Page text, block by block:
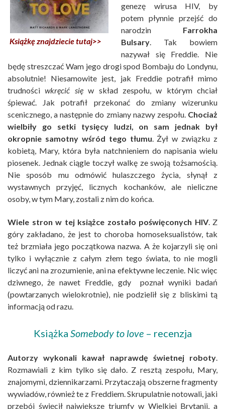
Książkę znajdziecie tutaj>>
genezę wirusa HIV, by
potem płynnie przejść do
narodzin Farrokha
Bulsary. Tak bowiem
nazywał się Freddie. Nie
będę streszczać Wam jego drogi spod Bombaju do Londynu,
absolutnie! Niesamowite jest, jak Freddie potrafił mimo
trudnościwkręcić sięw skład zespołu, w którym chciał
śpiewać. Jak potrafił przekonać do zmiany wizerunku
scenicznego, a następnie do zmiany nazwy zespołu. Chociaż
wielbiły go setki tysięcy ludzi, on sam jednak był
okropnie samotny wśród tego tłumu. Żył w związku z
kobietą, Mary, która była natchnieniem do napisania wielu
piosenek. Jednak ciągle toczył walkę ze swoją tożsamością.
Nie sposób mu odmówić hulaszczego życia, słynął z
wystawnych przyjęć, licznych kochanków, ale nieliczne
osoby, w tym Mary, zostali z nim do końca.
Wiele stron w tej książce zostało poświęconych HIV. Z
góry zakładano, że jest to choroba homoseksualistów, tak
też brzmiała jego początkowa nazwa. A że kojarzyli się oni
tylko i wyłącznie z całym złem tego świata, to nie mogli
liczyć ani na zrozumienie, ani na efektywne leczenie. Nic więc
dziwnego, że nawet Freddie, gdy poznał wyniki badań
(powtarzanych wielokrotnie), nie podzielił się z bliskimi tą
informacją od razu.
Książka Somebody to love – recenzja
Autorzy wykonali kawał naprawdę świetnej roboty.
Rozmawiali z kim tylko się dało. Z resztą zespołu, Mary,
znajomymi, dziennikarzami. Przytaczają obszerne fragmenty
wywiadów, również te z Freddiem. Skrupulatnie notowali, jaki
przebój święcił największe triumfy w Wielkiej Brytanii, a